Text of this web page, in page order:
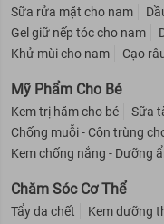
Sữa rửa mặt cho nam
Gel giữ nếp tóc cho nam
Khử mùi cho nam
Cạo
Mỹ Phẩm Cho Bé
Kem trị hăm cho bé Sữa
Chống muỗi - Côn trùng
Kem chống nắng - Dưỡng
Chăm Sóc Cơ Thể
Tẩy da chết Kem dưỡng